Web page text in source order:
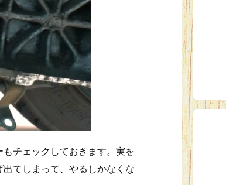
チェックしておきます。実を
てしまって、やるしかなくな